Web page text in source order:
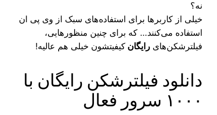
نه؟
خیلی از کاربرها برای استفاده‌های سبک از وی پی ان
استفاده می‌کنند… که برای چنین منظورهایی،
فیلترشکن‌هایرایگانکیفیتشون خیلی هم عالیه!
دانلود فیلترشکن رایگان با
۱۰۰۰ سرور فعال